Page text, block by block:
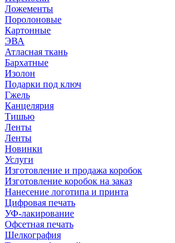
Ложементы
Поролоновые
Картонные
ЭВА
Атласная ткань
Бархатные
Изолон
Подарки под ключ
Гжель
Канцелярия
Тишью
Ленты
Ленты
Новинки
Услуги
Изготовление и продажа коробок
Изготовление коробок на заказ
Нанесение логотипа и принта
Цифровая печать
УФ-лакирование
Офсетная печать
Шелкография